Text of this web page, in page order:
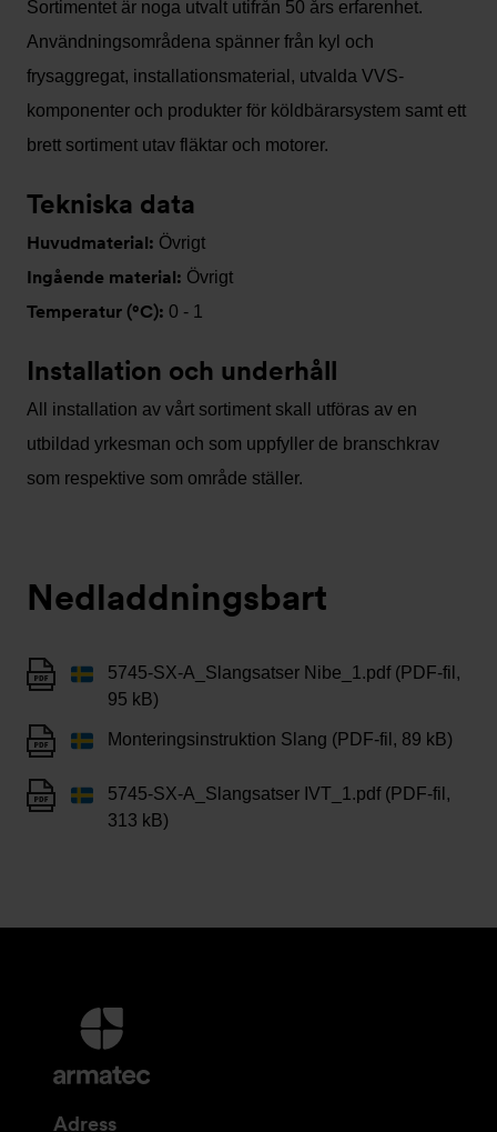
Sortimentet är noga utvalt utifrån 50 års erfarenhet.
Användningsområdena spänner från kyl och
frysaggregat, installationsmaterial, utvalda VVS-
komponenter och produkter för köldbärarsystem samt ett
brett sortiment utav fläktar och motorer.
Tekniska data
Huvudmaterial: Övrigt
Ingående material: Övrigt
Temperatur (°C): 0 - 1
Installation och underhåll
All installation av vårt sortiment skall utföras av en
utbildad yrkesman och som uppfyller de branschkrav
som respektive som område ställer.
Nedladdningsbart
5745-SX-A_Slangsatser Nibe_1.pdf (PDF-fil,
95 kB)
Monteringsinstruktion Slang (PDF-fil, 89 kB)
5745-SX-A_Slangsatser IVT_1.pdf (PDF-fil,
313 kB)
Ytterligare
information
och
Adress